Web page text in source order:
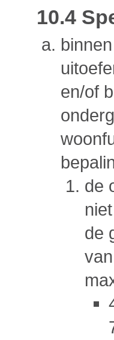
10.4
en/of
de
de